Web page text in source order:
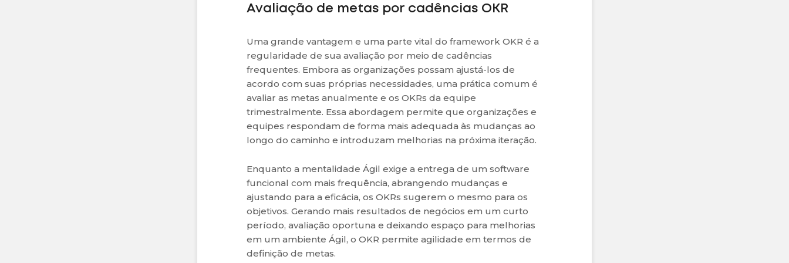
Avaliação de metas por cadências OKR
Uma grande vantagem e uma parte vital do framework OKR é a
regularidade de sua avaliação por meio de cadências
frequentes. Embora as organizações possam ajustá-los de
acordo com suas próprias necessidades, uma prática comum é
avaliar as metas anualmente e os OKRs da equipe
trimestralmente. Essa abordagem permite que organizações e
equipes respondam de forma mais adequada às mudanças ao
longo do caminho e introduzam melhorias na próxima iteração.
Enquanto a mentalidade Ágil exige a entrega de um software
funcional com mais frequência, abrangendo mudanças e
ajustando para a eficácia, os OKRs sugerem o mesmo para os
objetivos. Gerando mais resultados de negócios em um curto
período, avaliação oportuna e deixando espaço para melhorias
em um ambiente Ágil, o OKR permite agilidade em termos de
definição de metas.